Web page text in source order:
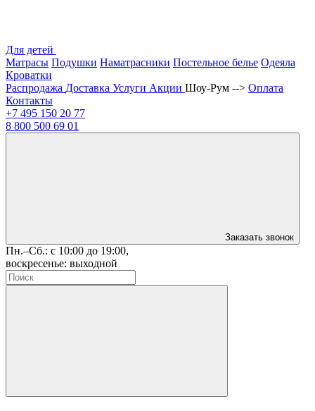
Для детей
Матрасы Подушки Наматрасники Постельное белье Одеяла
Кроватки
Распродажа Доставка Услуги Акции Шоу-Рум --> Оплата
Контакты
+7 495 150 20 77
8 800 500 69 01
Заказать звонок
Пн.–Сб.: с 10:00 до 19:00,
воскресенье: выходной